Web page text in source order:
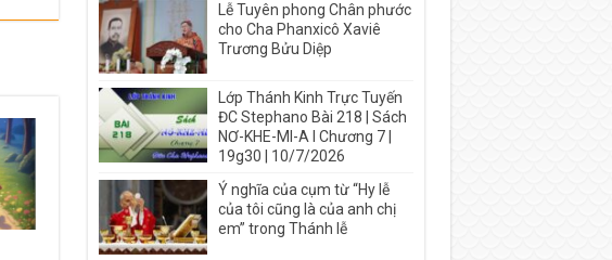
Lễ Tuyên phong Chân phước
cho Cha Phanxicô Xaviê
Trương Bửu Diệp
Lớp Thánh Kinh Trực Tuyến
ĐC Stephano Bài 218 | Sách
NƠ-KHE-MI-A I Chương 7 |
19g30 | 10/7/2026
Ý nghĩa của cụm từ “Hy lễ
của tôi cũng là của anh chị
em” trong Thánh lễ